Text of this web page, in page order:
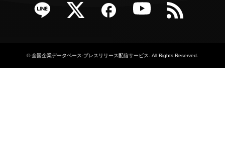
Twitter Facebook YouTube RSS
©全国企業データベース-プレスリリース配信サービス . All Rights Reserved.